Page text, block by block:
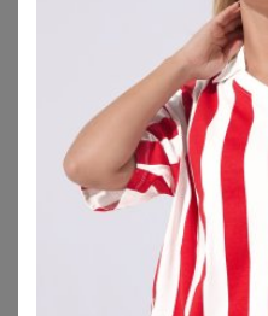
Yours Bikinihose In Rosa Mit Tropischem Printmix Und Superhohem Bund Size 42
29,00 €
ZUYOURS CLOTHING
1